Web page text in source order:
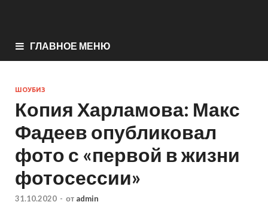
ГЛАВНОЕ МЕНЮ
ШОУБИЗ
Копия Харламова: Макс
Фадеев опубликовал
фото с «первой в жизни
фотосессии»
31.10.2020 - от admin